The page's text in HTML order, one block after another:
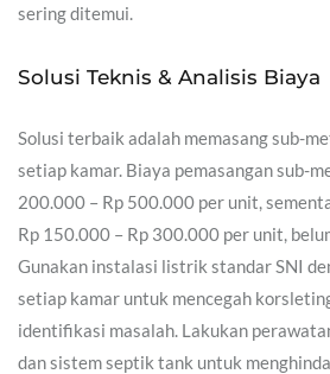
sering ditemui.
Solusi Teknis & Analisis Biaya
Solusi terbaik adalah memasang sub-
setiap kamar. Biaya pemasangan sub-
200.000 – Rp 500.000 per unit,
Rp 150.000 – Rp 300.000 per unit,
Gunakan instalasi listrik standar SNI
setiap kamar untuk mencegah
identifikasi masalah. Lakukan
dan sistem septik tank untuk